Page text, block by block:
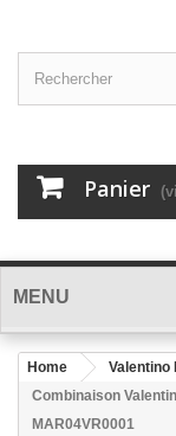
Panier
MENU
Home Valentino
Combinaison
MAR04VR0001